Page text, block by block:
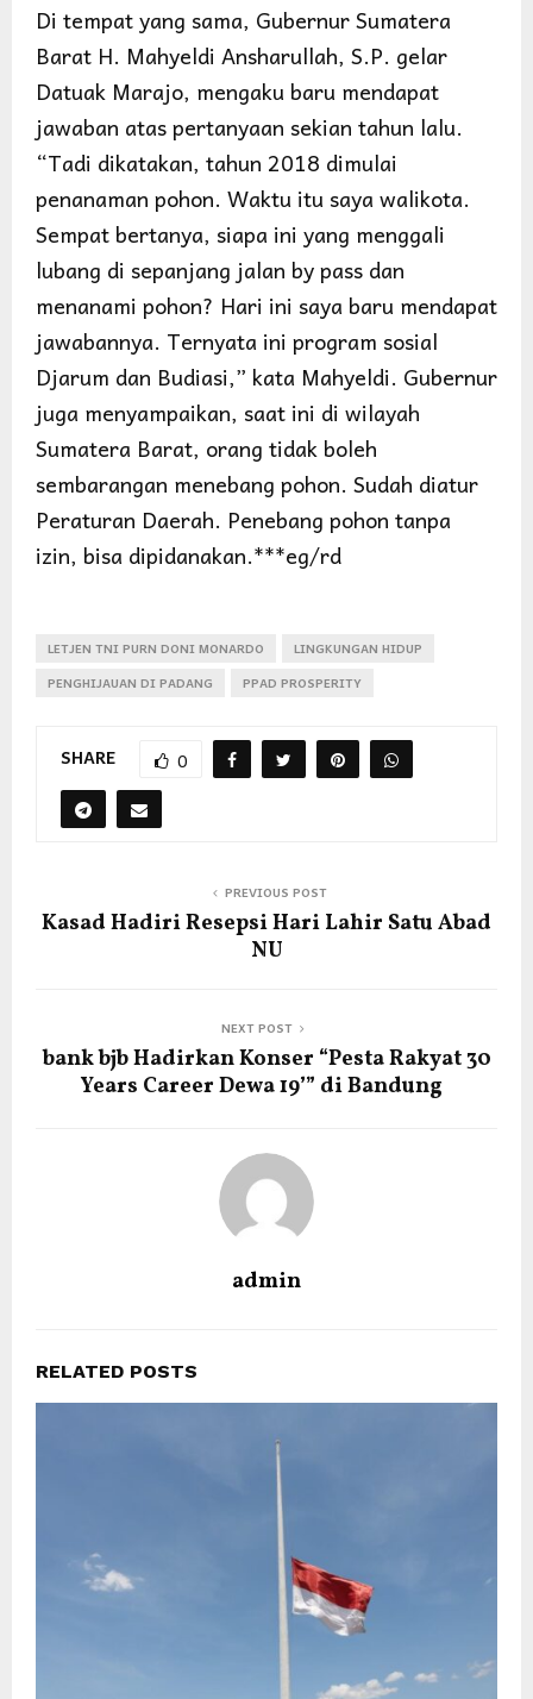
Di tempat yang sama, Gubernur Sumatera
Barat H. Mahyeldi Ansharullah, S.P. gelar
Datuak Marajo, mengaku baru mendapat
jawaban atas pertanyaan sekian tahun lalu.
“Tadi dikatakan, tahun 2018 dimulai
penanaman pohon. Waktu itu saya walikota.
Sempat bertanya, siapa ini yang menggali
lubang di sepanjang jalan by pass dan
menanami pohon? Hari ini saya baru mendapat
jawabannya. Ternyata ini program sosial
Djarum dan Budiasi,” kata Mahyeldi. Gubernur
juga menyampaikan, saat ini di wilayah
Sumatera Barat, orang tidak boleh
sembarangan menebang pohon. Sudah diatur
Peraturan Daerah. Penebang pohon tanpa
izin, bisa dipidanakan.***eg/rd
LETJEN TNI PURN DONI MONARDO
LINGKUNGAN HIDUP
PENGHIJAUAN DI PADANG
PPAD PROSPERITY
SHARE 0
PREVIOUS POST
Kasad Hadiri Resepsi Hari Lahir Satu Abad
NU
NEXT POST
bank bjb Hadirkan Konser “Pesta Rakyat 30
Years Career Dewa 19’” di Bandung
admin
RELATED POSTS